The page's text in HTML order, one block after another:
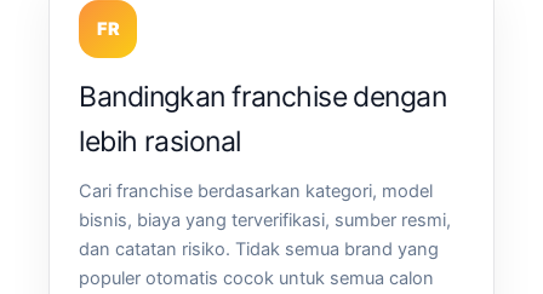
FR
Bandingkan franchise dengan
lebih rasional
Cari franchise berdasarkan kategori, model
bisnis, biaya yang terverifikasi, sumber resmi,
dan catatan risiko. Tidak semua brand yang
populer otomatis cocok untuk semua calon